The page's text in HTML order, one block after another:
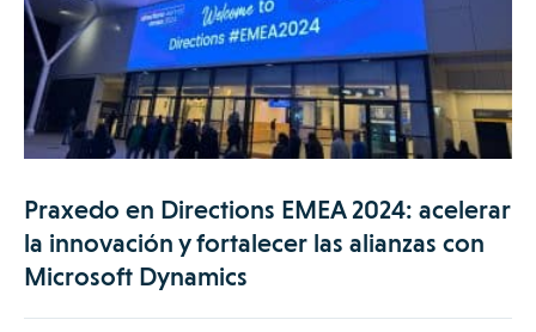
Praxedo en Directions EMEA 2024: acelerar
la innovación y fortalecer las alianzas con
Microsoft Dynamics